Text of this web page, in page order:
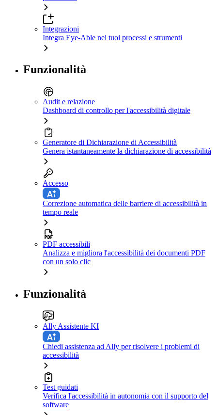
Integrazioni
Integra Eye-Able nei tuoi processi e strumenti
Funzionalità
Audit e relazione
Dashboard di controllo per l'accessibilità digitale
Generatore di Dichiarazione di Accessibilità
Genera istantaneamente la dichiarazione di accessibilità
Accesso
Correzione automatica delle barriere di accessibilità in
tempo reale
PDF accessibili
Analizza e migliora l'accessibilità dei documenti PDF
con un solo clic
Funzionalità
Ally Assistente KI
Chiedi assistenza ad Ally per risolvere i problemi di
accessibilità
Test guidati
Verifica l'accessibilità in autonomia con il supporto del
software